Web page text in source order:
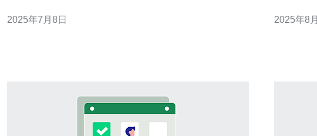
实现高速、大带宽的互联网连接。 日本的G口大带宽拥有
2025年7月8日
过微信这
2025年8